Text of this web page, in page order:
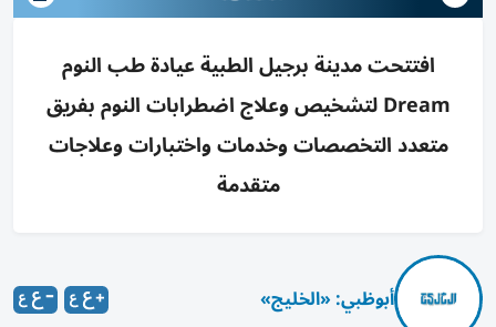
افتتحت مدينة برجيل الطبية عيادة طب النوم
Dream لتشخيص وعلاج اضطرابات النوم بفريق
متعدد التخصصات وخدمات واختبارات وعلاجات
متقدمة
أبوظبي: «الخليج»